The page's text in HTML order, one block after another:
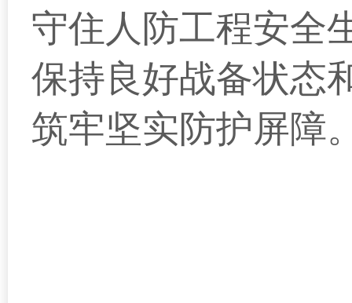
守住人防工程安全
保持良好战备状态
筑牢坚实防护屏障